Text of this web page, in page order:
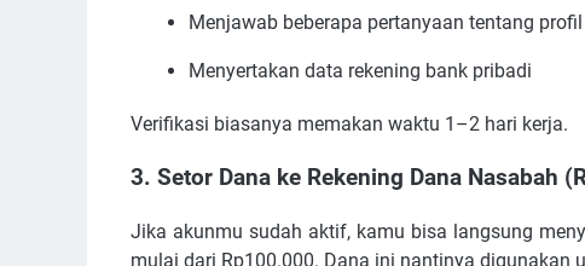
Menjawab beberapa pertanyaan tentang
Menyertakan data rekening bank pribadi
Verifikasi biasanya memakan waktu 1–2 hari kerja.
3. Setor Dana ke Rekening Dana Nasabah
Jika akunmu sudah aktif, kamu bisa langsung
mulai dari Rp100.000. Dana ini nantinya digunakan